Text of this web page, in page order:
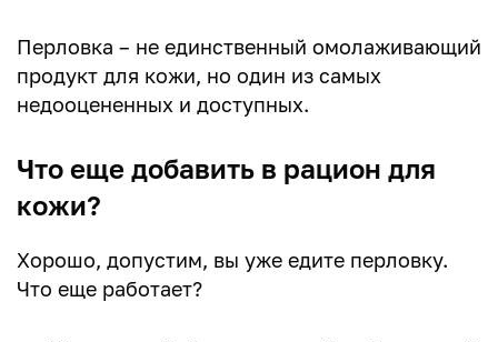
Перловка – не единственный омолаживающий
продукт для кожи, но один из самых
недооцененных и доступных.
Что еще добавить в рацион для
кожи?
Хорошо, допустим, вы уже едите перловку.
Что еще работает?